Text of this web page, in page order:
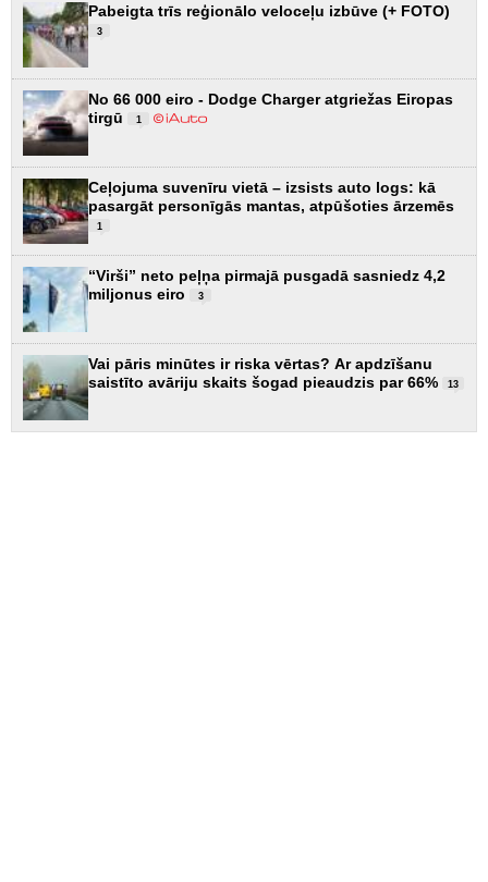
Pabeigta trīs reģionālo veloceļu izbūve (+ FOTO)
3
No 66 000 eiro - Dodge Charger atgriežas Eiropas
tirgū
1
Ceļojuma suvenīru vietā – izsists auto logs: kā
pasargāt personīgās mantas, atpūšoties ārzemēs
1
“Virši” neto peļņa pirmajā pusgadā sasniedz 4,2
miljonus eiro
3
Vai pāris minūtes ir riska vērtas? Ar apdzīšanu
saistīto avāriju skaits šogad pieaudzis par 66%
13